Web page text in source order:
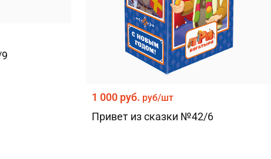
1 000 руб. руб/шт
Привет из сказки №42/6